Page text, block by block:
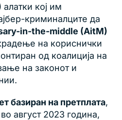
алатки кој им
криминалците да
in-the-middle (AitM)
на кориснички
од коалиција на
на законот и
базиран на претплата,
август 2023 година,